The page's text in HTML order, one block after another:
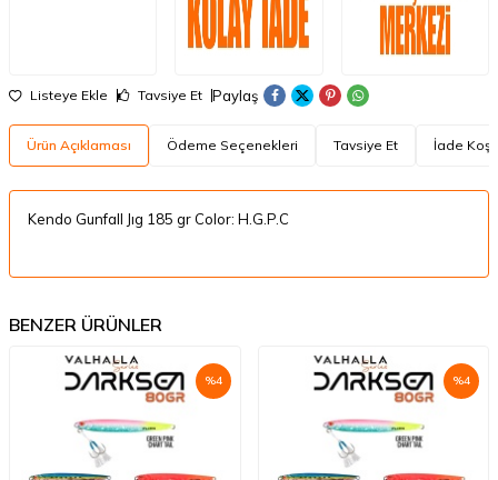
Listeye Ekle Tavsiye Et Paylaş
Ürün Açıklaması Ödeme Seçenekleri Tavsiye Et İade
Kendo Gunfall Jıg 185 gr Color: H.G.P.C
BENZER ÜRÜNLER
%4 %4